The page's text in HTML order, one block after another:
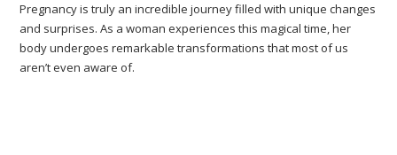
Pregnancy is truly an incredible journey filled with unique changes
and surprises. As a woman experiences this magical time, her
body undergoes remarkable transformations that most of us
aren’t even aware of.